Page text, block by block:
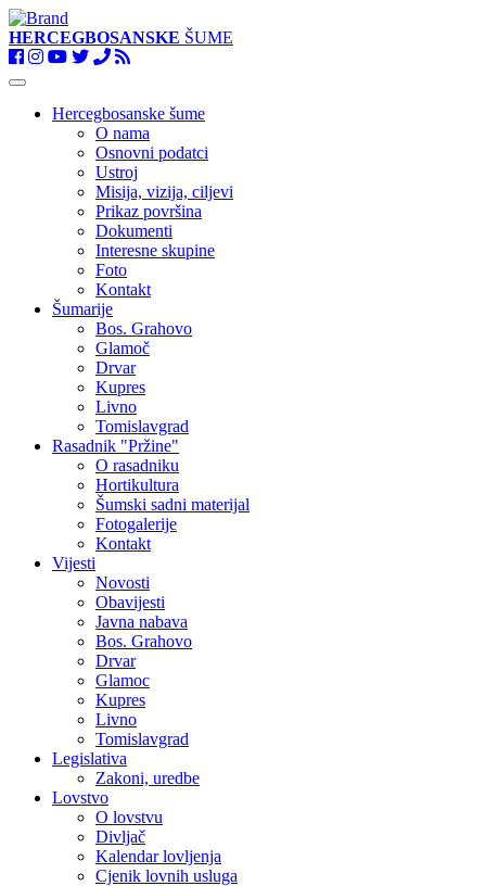
HERCEGBOSANSKE ŠUME
Toggle
navigationHercegbosanske šume
O nama
Osnovni podatci
Ustroj
Misija, vizija, ciljevi
Prikaz površina
Dokumenti
Interesne skupine
Foto
Kontakt
Šumarije
Bos. Grahovo
Glamoč
Drvar
Kupres
Livno
Tomislavgrad
Rasadnik "Pržine"
O rasadniku
Hortikultura
Šumski sadni materijal
Fotogalerije
Kontakt
Vijesti
Novosti
Obavijesti
Javna nabava
Bos. Grahovo
Drvar
Glamoc
Kupres
Livno
Tomislavgrad
Legislativa
Zakoni, uredbe
Lovstvo
O lovstvu
Divljač
Kalendar lovljenja
Cjenik lovnih usluga